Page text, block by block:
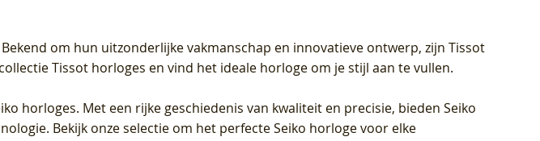
om hun uitzonderlijke vakmanschap en innovatieve ontwerp, zijn Tissot
Tissot horloges en vind het ideale horloge om je stijl aan te vullen.
horloges. Met een rijke geschiedenis van kwaliteit en precisie, bieden Seiko
Bekijk onze selectie om het perfecte Seiko horloge voor elke